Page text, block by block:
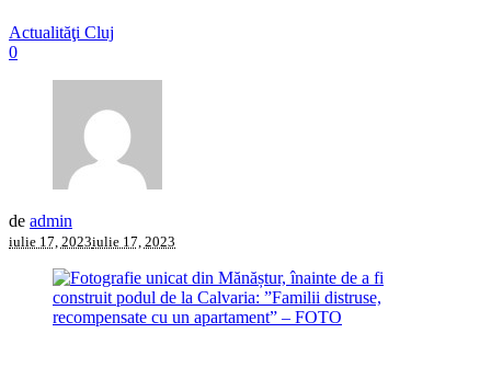
Actualităţi Cluj
0
de admin
iulie 17, 2023iulie 17, 2023